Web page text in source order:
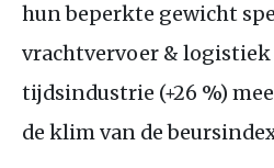
hun beperkte gewicht
vrachtvervoer & logistiek
tijdsindustrie (+26 %)
de klim van de